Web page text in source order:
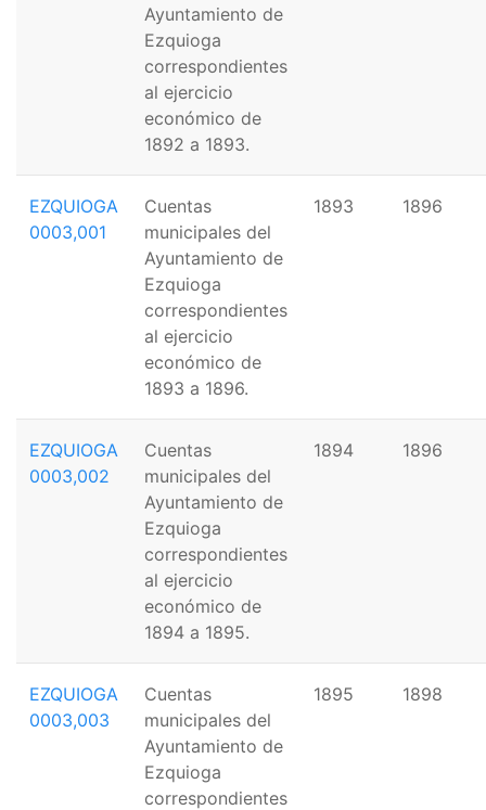
Ayuntamiento de
Ezquioga
correspondientes
al ejercicio
económico de
1892 a 1893.
EZQUIOGA
0003,001
Cuentas
municipales del
Ayuntamiento de
Ezquioga
correspondientes
al ejercicio
económico de
1893 a 1896.
1893 1896
EZQUIOGA
0003,002
Cuentas
municipales del
Ayuntamiento de
Ezquioga
correspondientes
al ejercicio
económico de
1894 a 1895.
1894 1896
EZQUIOGA
0003,003
Cuentas
municipales del
Ayuntamiento de
Ezquioga
correspondientes
1895 1898